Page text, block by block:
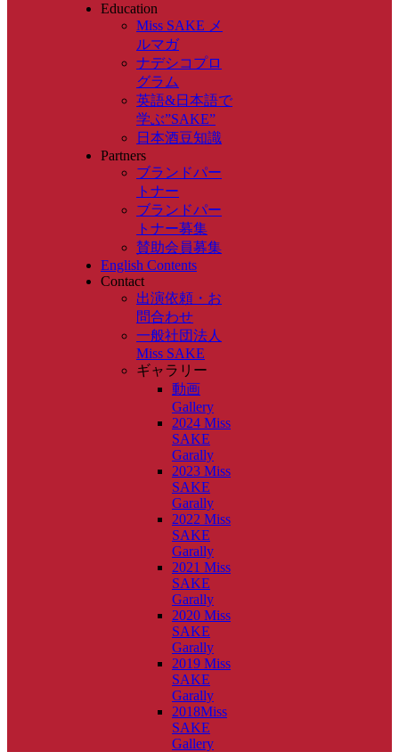
Education
Miss SAKE メ
ルマガ
ナデシコプロ
グラム
英語&日本語で
学ぶ”SAKE”
日本酒豆知識
Partners
ブランドパー
トナー
ブランドパー
トナー募集
賛助会員募集
English Contents
Contact
出演依頼・お
問合わせ
一般社団法人
Miss SAKE
ギャラリー
動画
Gallery
2024 Miss
SAKE
Garally
2023 Miss
SAKE
Garally
2022 Miss
SAKE
Garally
2021 Miss
SAKE
Garally
2020 Miss
SAKE
Garally
2019 Miss
SAKE
Garally
2018Miss
SAKE
Gallery